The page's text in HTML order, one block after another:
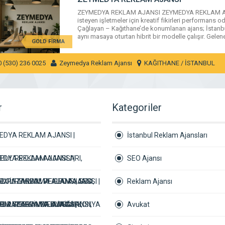
/ İSTANBUL
GOLD FİRMA
ZEYMEDYA REKLAM AJANSI ZEYMEDYA
isteyen işletmeler için kreatif fikirleri performans
Çağlayan – Kağıthane’de konumlanan ajans;
aynı masaya oturtan hibrit bir modelle çalışır.
(530) 236 0025 Zeymedya Reklam Ajansı KAĞITHANE / İSTANBUL
REKLAM AJANSI |
REKLAM AJANSLARI,
PAZARLAMA AJANSI, SEO
& SOSYAL MEDYA AJANSI,
REKLAM AJANSI |
REKLAM VE SEO AJANSI,
PAZARLAMA AJANSI,
İSTANBUL REKLAM AJANSI |
REKLAM AJANSLARI,
VETERİNER KLİNİĞİ | KONYA
Kategoriler
İstanbul Reklam Ajansları
SEO Ajansı
Reklam Ajansı
Avukat